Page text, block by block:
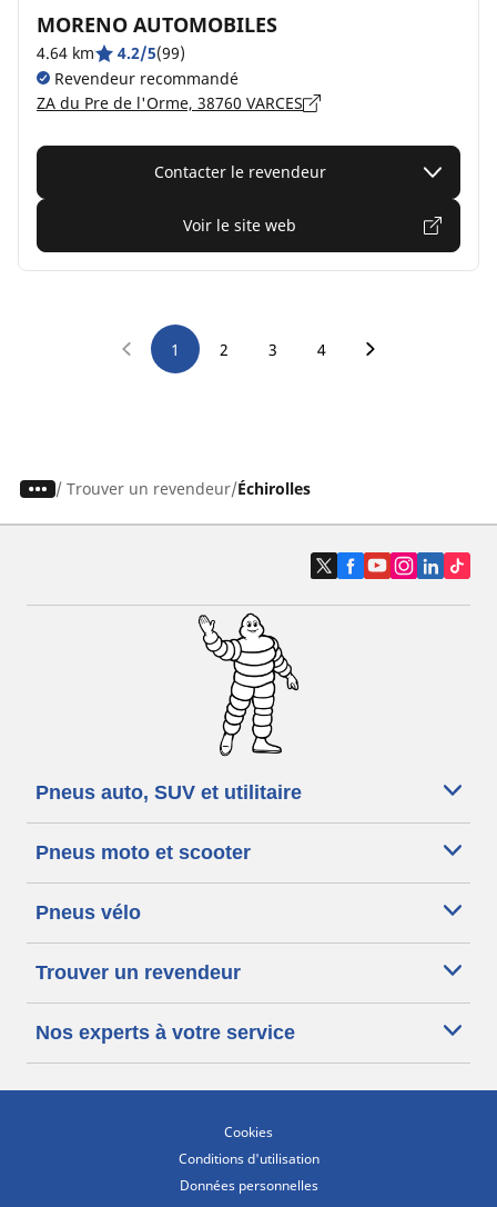
MORENO AUTOMOBILES
4.64 km 4.2/5(99)
Revendeur recommandé
ZA du Pre de l'Orme, 38760 VARCES
Contacter le revendeur
Voir le site web
1 2 3 4
/ Trouver un revendeur Échirolles
Pneus auto, SUV et utilitaire
Pneus moto et scooter
Pneus vélo
Trouver un revendeur
Nos experts à votre service
Cookies
Conditions d'utilisation
Données personnelles